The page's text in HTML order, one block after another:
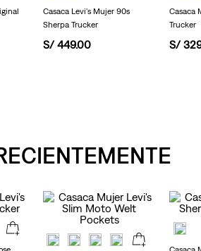
Casaca Levi's Mujer 90s
Sherpa Trucker
S/ 449.00
Casaca
Trucker
S/